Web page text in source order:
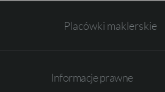
Placówki maklerskie
Informacje prawne